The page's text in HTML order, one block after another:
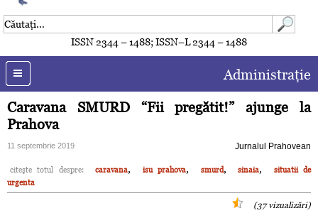
ISSN 2344 – 1488; ISSN–L 2344 – 1488
Administraţie
Caravana SMURD “Fii pregătit!” ajunge la
Prahova
11 septembrie 2019 Jurnalul Prahovean
citeşte totul despre: caravana, isu prahova, smurd, sinaia,
situatii de
urgenta
(37 vizualizări)